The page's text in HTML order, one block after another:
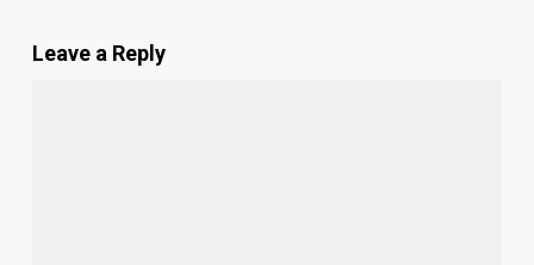
Leave a Reply